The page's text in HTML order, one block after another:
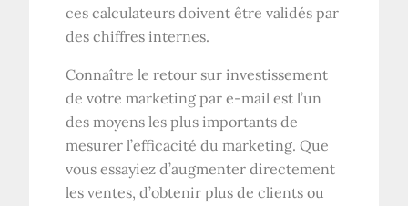
ces calculateurs doivent être validés par
des chiffres internes.
Connaître le retour sur investissement
de votre marketing par e-mail est l’un
des moyens les plus importants de
mesurer l’efficacité du marketing. Que
vous essayiez d’augmenter directement
les ventes, d’obtenir plus de clients ou